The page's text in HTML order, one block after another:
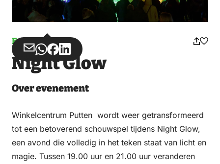
Evenement
Deel
via
Deel
via
Deel
op
Deel
op
Night Glow
Over evenement
Winkelcentrum Putten wordt weer getransformeerd
tot een betoverend schouwspel tijdens Night Glow,
een avond die volledig in het teken staat van licht en
magie. Tussen 19.00 uur en 21.00 uur veranderen